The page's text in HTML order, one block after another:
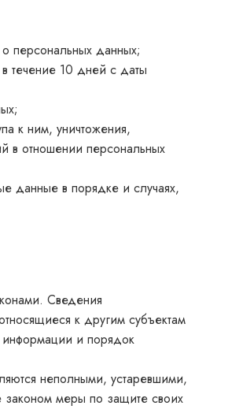
персональных данных;
течение 10 дней с даты
к ним, уничтожения,
в отношении персональных
данные в порядке и случаях,
Сведения
к другим субъектам
информации и порядок
неполными, устаревшими,
законом меры по защите своих